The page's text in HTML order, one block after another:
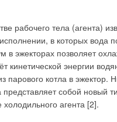
рабочего тела (агента)
в которых вода
эжекторах позволяет
кинетической энергии
котла в эжектор.
представляет собой новый
агента [2].
с оттенком
имеющих культурную или
только на дворовых
жилого фонда.